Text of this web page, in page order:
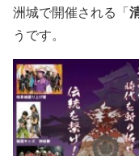
洲城で開催される「
うです。